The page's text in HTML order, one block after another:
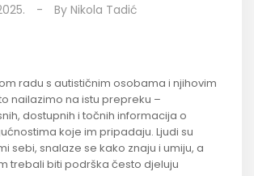
- By Nikola Tadić
radu s autističnim osobama i njihovim
nailazimo na istu prepreku –
dostupnih i točnih informacija o
koje im pripadaju. Ljudi su
sebi, snalaze se kako znaju i umiju, a
trebali biti podrška često djeluju